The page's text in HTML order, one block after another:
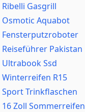
Ribelli Gasgrill
Osmotic Aquabot
Fensterputzroboter
Reiseführer Pakistan
Ultrabook Ssd
Winterreifen R15
Sport Trinkflaschen
16 Zoll Sommerreifen